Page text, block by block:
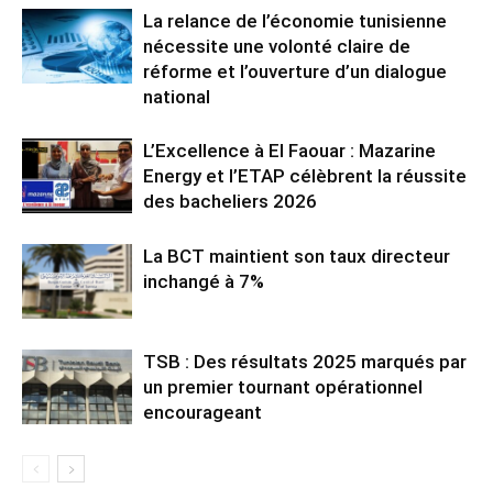
La relance de l’économie tunisienne
nécessite une volonté claire de
réforme et l’ouverture d’un dialogue
national
L’Excellence à El Faouar : Mazarine
Energy et l’ETAP célèbrent la réussite
des bacheliers 2026
La BCT maintient son taux directeur
inchangé à 7%
TSB : Des résultats 2025 marqués par
un premier tournant opérationnel
encourageant